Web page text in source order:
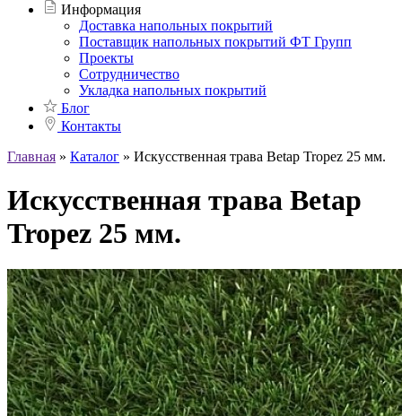
Информация
Доставка напольных покрытий
Поставщик напольных покрытий ФТ Групп
Проекты
Сотрудничество
Укладка напольных покрытий
Блог
Контакты
Главная » Каталог » Искусственная трава Betap Tropez 25 мм.
Искусственная трава Betap
Tropez 25 мм.